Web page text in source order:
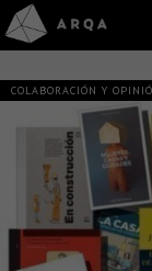
COLABORACIÓN Y